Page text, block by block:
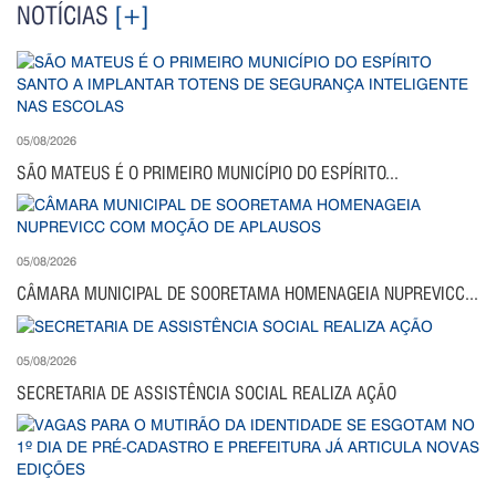
NOTÍCIAS [+]
05/08/2026
SÃO MATEUS É O PRIMEIRO MUNICÍPIO DO ESPÍRITO...
05/08/2026
CÂMARA MUNICIPAL DE SOORETAMA HOMENAGEIA NUPREVICC...
05/08/2026
SECRETARIA DE ASSISTÊNCIA SOCIAL REALIZA AÇÃO